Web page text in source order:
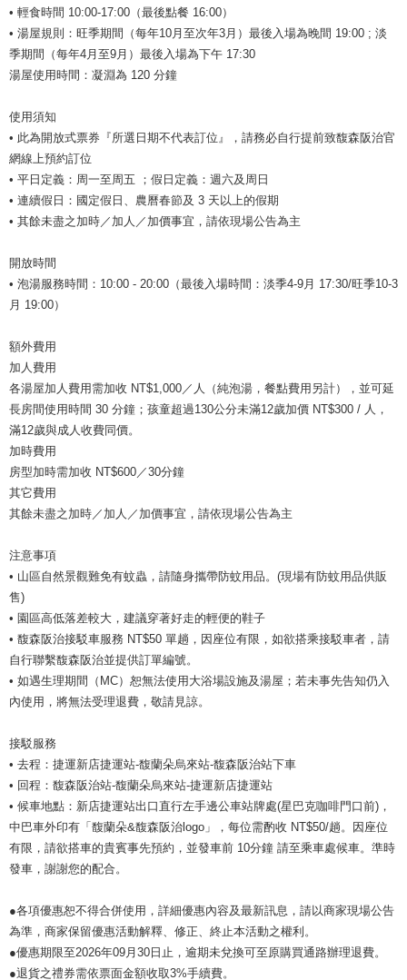
• 輕食時間 10:00-17:00（最後點餐 16:00）
• 湯屋規則：旺季期間（每年10月至次年3月）最後入場為晚間 19:00 ; 淡
季期間（每年4月至9月）最後入場為下午 17:30
湯屋使用時間：凝淵為 120 分鐘
使用須知
• 此為開放式票券『所選日期不代表訂位』，請務必自行提前致馥森阪治官
網線上預約訂位
• 平日定義：周一至周五 ；假日定義：週六及周日
• 連續假日：國定假日、農曆春節及 3 天以上的假期
• 其餘未盡之加時／加人／加價事宜，請依現場公告為主
開放時間
• 泡湯服務時間：10:00 - 20:00（最後入場時間：淡季4-9月 17:30/旺季10-3
月 19:00）
額外費用
加人費用
各湯屋加人費用需加收 NT$1,000／人（純泡湯，餐點費用另計），並可延
長房間使用時間 30 分鐘；孩童超過130公分未滿12歲加價 NT$300 / 人，
滿12歲與成人收費同價。
加時費用
房型加時需加收 NT$600／30分鐘
其它費用
其餘未盡之加時／加人／加價事宜，請依現場公告為主
注意事項
• 山區自然景觀難免有蚊蟲，請隨身攜帶防蚊用品。(現場有防蚊用品供販
售)
• 園區高低落差較大，建議穿著好走的輕便的鞋子
• 馥森阪治接駁車服務 NT$50 單趟，因座位有限，如欲搭乘接駁車者，請
自行聯繫馥森阪治並提供訂單編號。
• 如遇生理期間（MC）恕無法使用大浴場設施及湯屋；若未事先告知仍入
內使用，將無法受理退費，敬請見諒。
接駁服務
• 去程：捷運新店捷運站-馥蘭朵烏來站-馥森阪治站下車
• 回程：馥森阪治站-馥蘭朵烏來站-捷運新店捷運站
• 候車地點：新店捷運站出口直行左手邊公車站牌處(星巴克咖啡門口前)，
中巴車外印有「馥蘭朵&馥森阪治logo」，每位需酌收 NT$50/趟。因座位
有限，請欲搭車的貴賓事先預約，並發車前 10分鐘 請至乘車處候車。準時
發車，謝謝您的配合。
●各項優惠恕不得合併使用，詳細優惠內容及最新訊息，請以商家現場公告
為準，商家保留優惠活動解釋、修正、終止本活動之權利。
●優惠期限至2026年09月30日止，逾期未兌換可至原購買通路辦理退費。
●退貨之禮券需依票面金額收取3%手續費。